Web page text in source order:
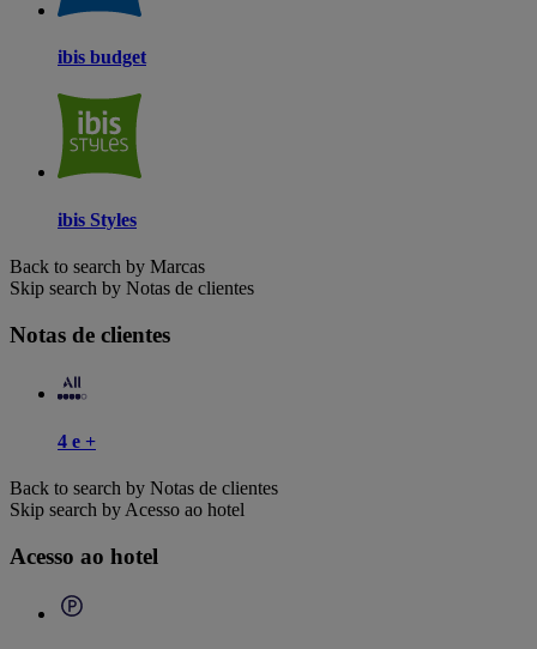
ibis budget
ibis Styles
Back to search by Marcas
Skip search by Notas de clientes
Notas de clientes
4 e +
Back to search by Notas de clientes
Skip search by Acesso ao hotel
Acesso ao hotel